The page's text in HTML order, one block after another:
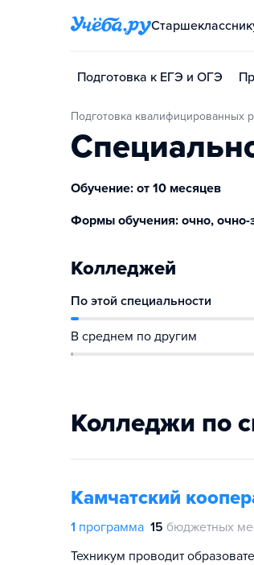
Подготовка к ЕГЭ и ОГЭ
Подготовка квалифицированных
Обучение: от 10 месяцев
Формы обучения: очно, очно-
Колледжей
По этой специальности
В среднем по другим
Колледжи по
Камчатский
1 программа 15 бюджетных
Техникум проводит